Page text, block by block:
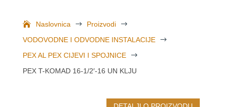
Naslovnica $ Proizvodi
$
VODOVODNE I ODVODNE INSTALACIJE
$
PEX AL PEX CIJEVI I SPOJNICE
$
PEX T-KOMAD 16-1/2′-16 UN KLJU